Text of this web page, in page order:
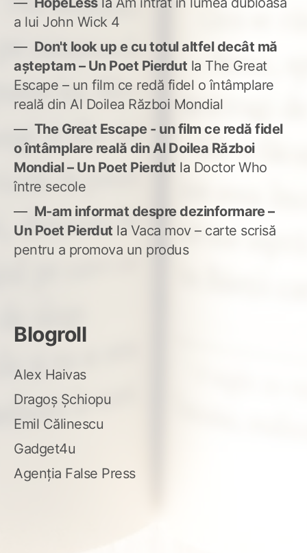
a lui John Wick 4
Don't look up e cu totul altfel decât mă
așteptam – Un Poet Pierdut la The Great
Escape – un film ce redă fidel o întâmplare
reală din Al Doilea Război Mondial
The Great Escape - un film ce redă fidel
o întâmplare reală din Al Doilea Război
Mondial – Un Poet Pierdut la Doctor Who
între secole
M-am informat despre dezinformare –
Un Poet Pierdut la Vaca mov – carte scrisă
pentru a promova un produs
Blogroll
Alex Haivas
Dragoș Șchiopu
Emil Călinescu
Gadget4u
Agenția False Press